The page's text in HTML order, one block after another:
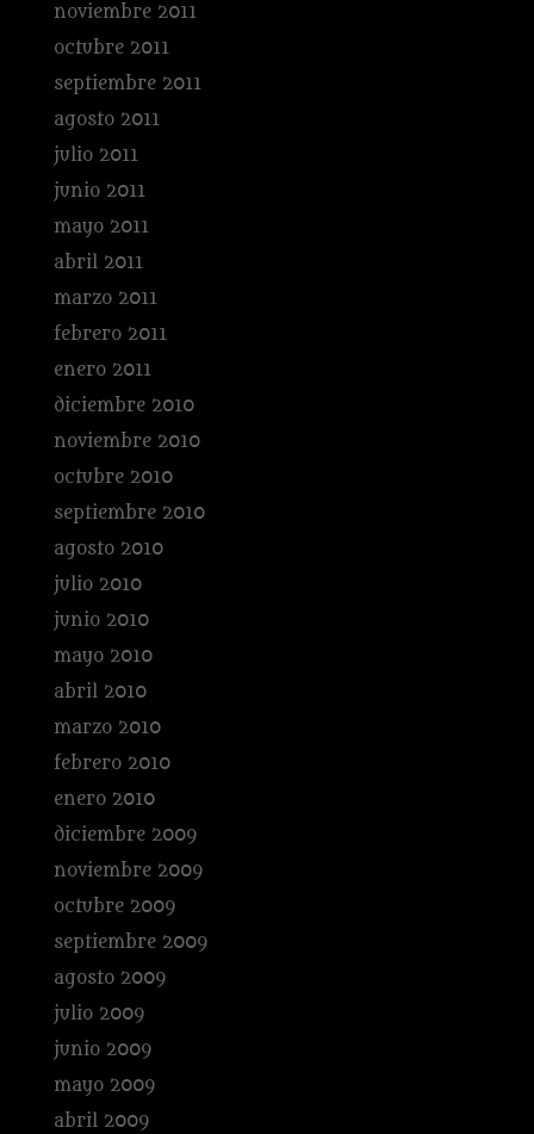
noviembre 2011
octubre 2011
septiembre 2011
agosto 2011
julio 2011
junio 2011
mayo 2011
abril 2011
marzo 2011
febrero 2011
enero 2011
diciembre 2010
noviembre 2010
octubre 2010
septiembre 2010
agosto 2010
julio 2010
junio 2010
mayo 2010
abril 2010
marzo 2010
febrero 2010
enero 2010
diciembre 2009
noviembre 2009
octubre 2009
septiembre 2009
agosto 2009
julio 2009
junio 2009
mayo 2009
abril 2009